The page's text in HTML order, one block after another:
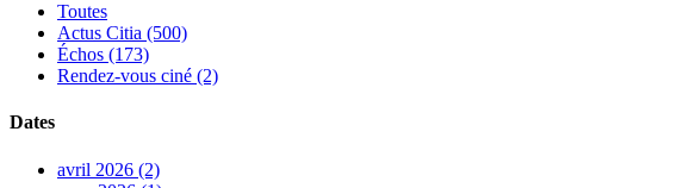
Toutes
Actus Citia (500)
Échos (173)
Rendez-vous ciné (2)
Dates
avril 2026 (2)